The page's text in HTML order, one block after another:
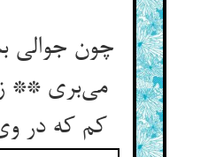
چون جوالی
می‌بری **
کم که در